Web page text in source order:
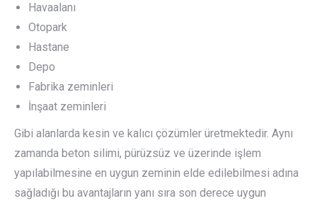
Havaalanı
Otopark
Hastane
Depo
Fabrika zeminleri
İnşaat zeminleri
Gibi alanlarda kesin ve kalıcı çözümler üretmektedir. Aynı
zamanda beton silimi, pürüzsüz ve üzerinde işlem
yapılabilmesine en uygun zeminin elde edilebilmesi adına
sağladığı bu avantajların yanı sıra son derece uygun